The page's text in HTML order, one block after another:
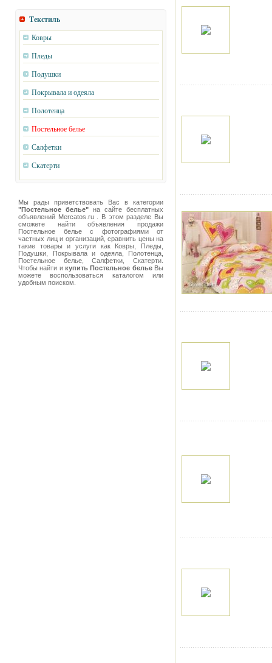
Текстиль
Ковры
Пледы
Подушки
Покрывала и одеяла
Полотенца
Постельное белье
Салфетки
Скатерти
Мы рады приветствовать Вас в категории
"Постельное белье" на сайте бесплатных
объявлений Mercatos.ru . В этом разделе Вы
сможете найти объявления продажи
Постельное белье с фотографиями от
частных лиц и организаций, сравнить цены на
такие товары и услуги как Ковры, Пледы,
Подушки, Покрывала и одеяла, Полотенца,
Постельное белье, Салфетки, Скатерти.
Чтобы найти и купить Постельное бельеВы
можете воспользоваться каталогом или
удобным поиском.